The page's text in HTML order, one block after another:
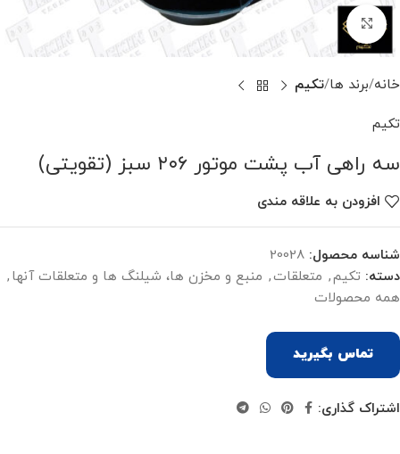
برای بزرگنمایی کلیک کنید
خانه برند ها تکیم
تکیم
سه راهی آب پشت موتور ۲۰۶ سبز (تقویتی)
افزودن به علاقه مندی
شناسه محصول: 20028
دسته: تکیم, متعلقات, منبع و مخزن ها، شیلنگ ها و متعلقات آنها,
همه محصولات
تماس بگیرید
اشتراک گذاری: